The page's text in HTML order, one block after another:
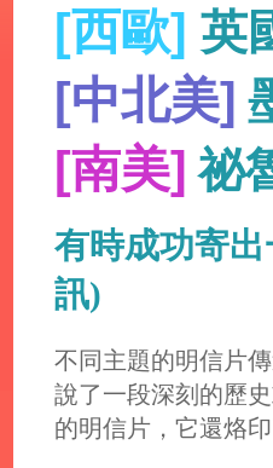
[西歐] 英
[中北美]
[南美] 祕
有時成功寄
訊)
不同主題的明信片
說了一段深刻的歷
的明信片，它還烙